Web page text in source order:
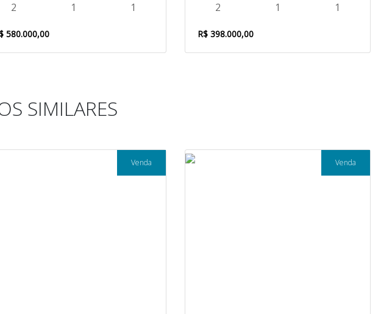
2 1 1
580.000,00
2 1 1
R$ 398.000,00
SIMILARES
Venda Venda